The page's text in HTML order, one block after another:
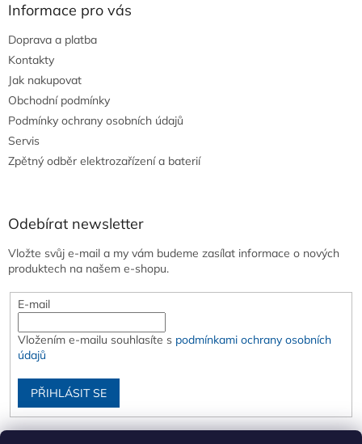
Informace pro vás
Doprava a platba
Kontakty
Jak nakupovat
Obchodní podmínky
Podmínky ochrany osobních údajů
Servis
Zpětný odběr elektrozařízení a baterií
Odebírat newsletter
Vložte svůj e-mail a my vám budeme zasílat informace o nových
produktech na našem e-shopu.
E-mail
Vložením e-mailu souhlasíte s podmínkami ochrany osobních
údajů
PŘIHLÁSIT SE